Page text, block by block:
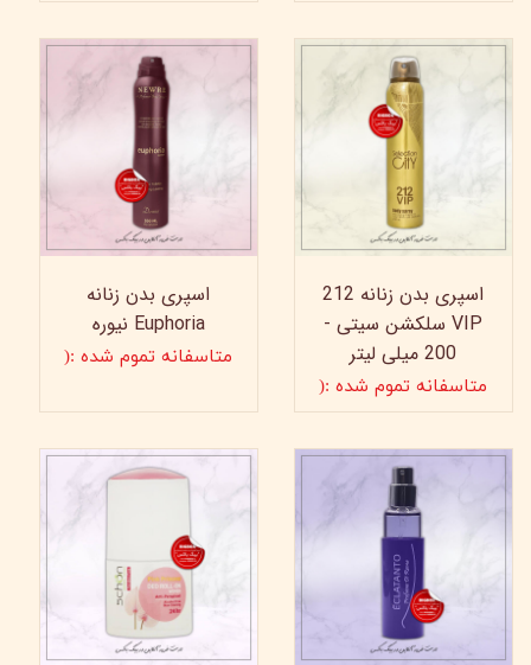
اسپری بدن زنانه 212
VIP سلکشن سیتی -
200 میلی‌ لیتر
متاسفانه تموم شده :(
اسپری بدن زنانه
Euphoria نیوره
متاسفانه تموم شده :(